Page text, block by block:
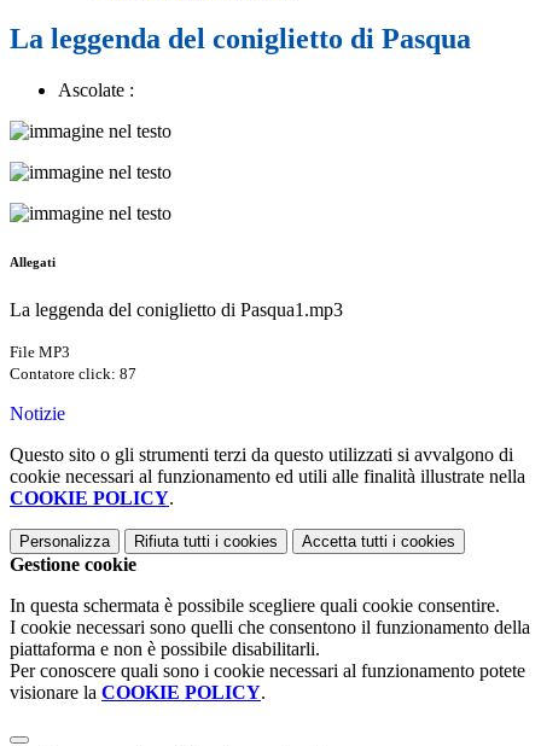
La leggenda del coniglietto di Pasqua
Ascolate :
Allegati
La leggenda del coniglietto di Pasqua1.mp3
File MP3
Contatore click: 87
Notizie
Questo sito o gli strumenti terzi da questo utilizzati si avvalgono di
cookie necessari al funzionamento ed utili alle finalità illustrate nella
COOKIE POLICY.
Personalizza Rifiuta tutti i cookies Accetta tutti i cookies
Gestione cookie
In questa schermata è possibile scegliere quali cookie consentire.
I cookie necessari sono quelli che consentono il funzionamento della
piattaforma e non è possibile disabilitarli.
Per conoscere quali sono i cookie necessari al funzionamento potete
visionare la COOKIE POLICY.